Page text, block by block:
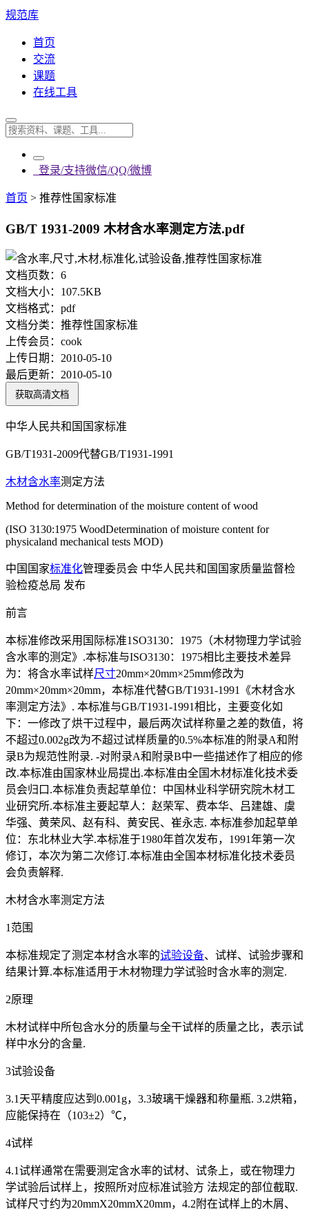
规范库
首页
交流
课题
在线工具
登录/支持微信/QQ/微博
首页 > 推荐性国家标准
GB/T 1931-2009 木材含水率测定方法.pdf
文档页数： 6
文档大小： 107.5KB
文档格式： pdf
文档分类： 推荐性国家标准
上传会员： cook
上传日期： 2010-05-10
最后更新： 2010-05-10
获取高清文档
中华人民共和国国家标准
GB/T1931-2009代替GB/T1931-1991
木材含水率测定方法
Method for determination of the moisture content of wood
(ISO 3130:1975 WoodDetermination of moisture content for
physicaland mechanical tests MOD)
中国国家标准化管理委员会 中华人民共和国国家质量监督检
验检疫总局 发布
前言
本标准修改采用国际标准1SO3130：1975（木材物理力学试验
含水率的测定》.本标准与ISO3130：1975相比主要技术差异
为：将含水率试样尺寸20mm×20mm×25mm修改为
20mm×20mm×20mm，本标准代替GB/T1931-1991《木材含水
率测定方法》. 本标准与GB/T1931-1991相比，主要变化如
下：一修改了烘干过程中，最后两次试样称量之差的数值，将
不超过0.002g改为不超过试样质量的0.5%本标准的附录A和附
录B为规范性附录. -对附录A和附录B中一些描述作了相应的修
改.本标准由国家林业局提出.本标准由全国木材标准化技术委
员会归口.本标准负责起草单位：中国林业科学研究院木材工
业研究所.本标准主要起草人：赵荣军、费本华、吕建雄、虞
华强、黄荣风、赵有科、黄安民、崔永志. 本标准参加起草单
位：东北林业大学.本标准于1980年首次发布，1991年第一次
修订，本次为第二次修订.本标准由全国本材标准化技术委员
会负责解释.
木材含水率测定方法
1范围
本标准规定了测定本材含水率的试验设备、试样、试验步骤和
结果计算.本标准适用于木材物理力学试验时含水率的测定.
2原理
木材试样中所包含水分的质量与全干试样的质量之比，表示试
样中水分的含量.
3试验设备
3.1天平精度应达到0.001g，3.3玻璃干燥器和称量瓶. 3.2烘箱，
应能保持在（103±2）℃，
4试样
4.1试样通常在需要测定含水率的试材、试条上，或在物理力
学试验后试样上，按照所对应标准试验方 法规定的部位截取.
试样尺寸约为20mmX20mmX20mm，4.2附在试样上的木屑、